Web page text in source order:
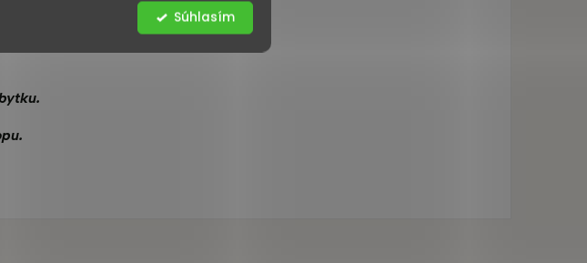
Súhlasím
dodacia lehota je 4